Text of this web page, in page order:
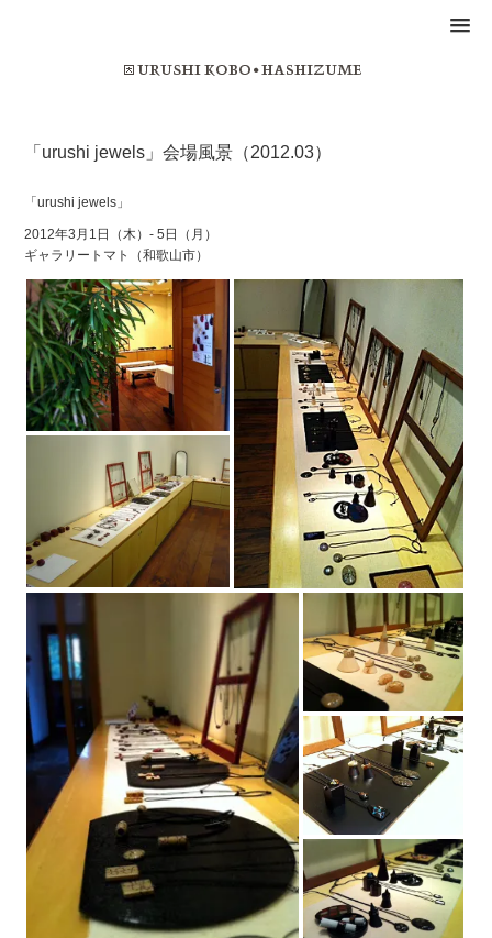
「urushi jewels」会場風景（2012.03）
「urushi jewels」
2012年3月1日（木）- 5日（月）
ギャラリートマト（和歌山市）